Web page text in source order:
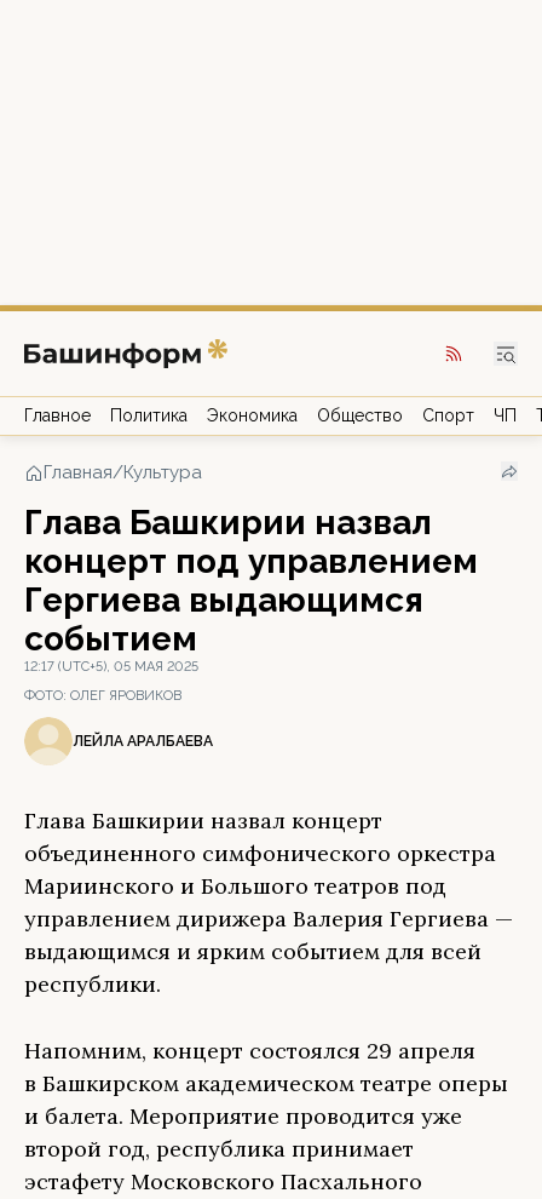
Главное Политика Экономика Общество Спорт ЧП
Главная/Культура
Глава Башкирии назвал
концерт под управлением
Гергиева выдающимся
событием
12:17 (UTC+5), 05 МАЯ 2025
ФОТО: ОЛЕГ ЯРОВИКОВ
ЛЕЙЛА АРАЛБАЕВА
Глава Башкирии назвал концерт
объединенного симфонического оркестра
Мариинского и Большого театров под
управлением дирижера Валерия Гергиева —
выдающимся и ярким событием для всей
республики.
Напомним, концерт состоялся 29 апреля
в Башкирском академическом театре оперы
и балета. Мероприятие проводится уже
второй год, республика принимает
эстафету Московского Пасхального